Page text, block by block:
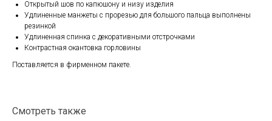
Открытый шов по капюшону и низу изделия
Удлиненные манжеты с прорезью для большого пальца выполнены
резинкой
Удлиненная спинка с декоративными отстрочками
Контрастная окантовка горловины
Поставляется в фирменном пакете.
Смотреть также